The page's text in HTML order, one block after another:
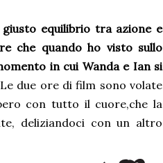
equilibrio tra azione e
che quando ho visto sullo
in cui Wanda e Ian si
Le due ore di film sono volate
deliziandoci con un altro